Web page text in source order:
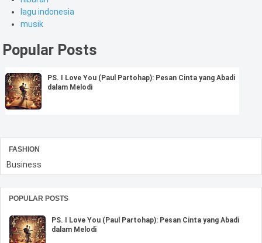
lagu indonesia
musik
Popular Posts
PS. I Love You (Paul Partohap): Pesan Cinta yang Abadi
dalam Melodi
FASHION
Business
POPULAR POSTS
PS. I Love You (Paul Partohap): Pesan Cinta yang Abadi
dalam Melodi